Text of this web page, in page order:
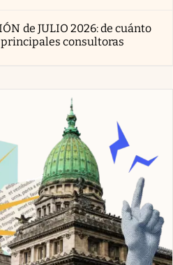
de JULIO 2026: de cuánto
principales consultoras